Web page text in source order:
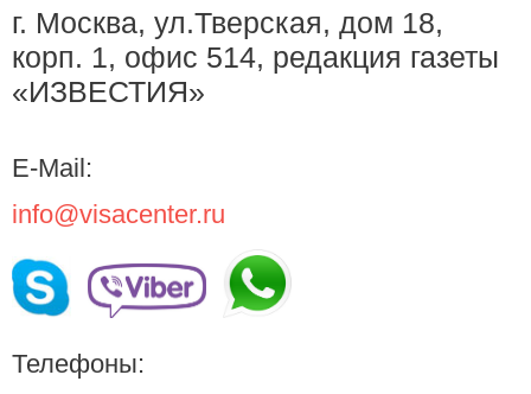
г. Москва, ул.Тверская, дом 18,
корп. 1, офис 514, редакция газеты
«ИЗВЕСТИЯ»
E-Mail:
info@visacenter.ru
Телефоны: